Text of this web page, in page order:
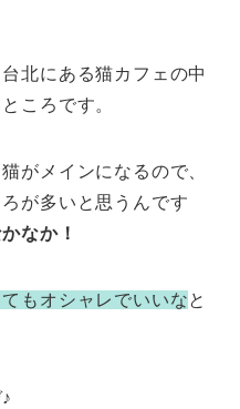
北にある猫カフェの中
ころです。
がメインになるので、
が多いと思うんです
なか！
もオシャレでいいなと